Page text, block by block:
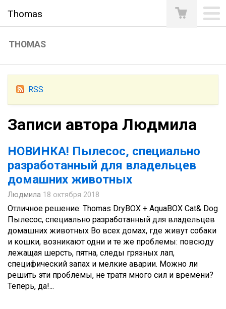
Thomas
THOMAS
RSS
Записи автора Людмила
НОВИНКА! Пылесос, специально
разработанный для владельцев
домашних животных
Людмила 18 октября 2018
Отличное решение: Thomas DryBOX + AquaBOX Cat& Dog
Пылесос, специально разработанный для владельцев
домашних животных Во всех домах, где живут собаки
и кошки, возникают одни и те же проблемы: повсюду
лежащая шерсть, пятна, следы грязных лап,
специфический запах и мелкие аварии. Можно ли
решить эти проблемы, не тратя много сил и времени?
Теперь, да!...